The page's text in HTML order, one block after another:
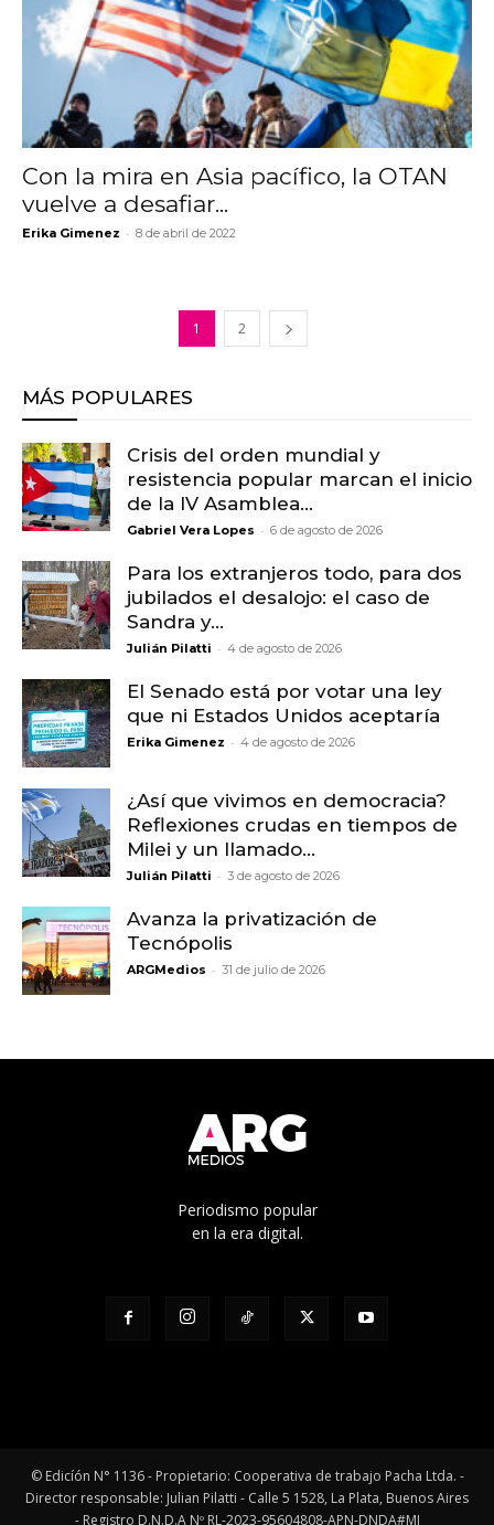
Con la mira en Asia pacífico, la OTAN
vuelve a desafiar...
Erika Gimenez - 8 de abril de 2022
1 2
MÁS POPULARES
Crisis del orden mundial y
resistencia popular marcan el inicio
de la IV Asamblea...
Gabriel Vera Lopes - 6 de agosto de 2026
Para los extranjeros todo, para dos
jubilados el desalojo: el caso de
Sandra y...
Julián Pilatti - 4 de agosto de 2026
El Senado está por votar una ley
que ni Estados Unidos aceptaría
Erika Gimenez - 4 de agosto de 2026
¿Así que vivimos en democracia?
Reflexiones crudas en tiempos de
Milei y un llamado...
Julián Pilatti - 3 de agosto de 2026
Avanza la privatización de
Tecnópolis
ARGMedios - 31 de julio de 2026
Periodismo popular
en la era digital.
© Edicíón N° 1136 - Propietario: Cooperativa de trabajo Pacha Ltda. -
Director responsable: Julian Pilatti - Calle 5 1528, La Plata, Buenos Aires
- Registro D.N.D.A Nº RL-2023-95604808-APN-DNDA#MJ